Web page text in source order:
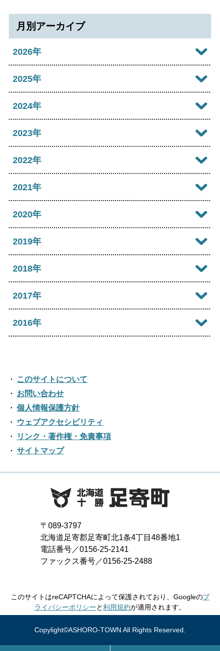
月別アーカイブ
2026年
2026年08月
2026年06月
2026年04月
2026年03月
2026年02月
2025年
2025年12月
2025年10月
2025年08月
2025年07月
2025年06月
2025年04月
2025年02月
2024年
2024年12月
2024年10月
2024年08月
2024年07月
2024年06月
2024年04月
2024年01月
2023年
2023年12月
2023年10月
2023年08月
2023年07月
2023年06月
2023年04月
2023年02月
2023年01月
2022年
2022年12月
2022年10月
2022年08月
2022年07月
2022年06月
2022年03月
2022年02月
2021年
2021年12月
2021年10月
2021年08月
2021年07月
2021年04月
2021年03月
2021年02月
2021年01月
2020年
2020年12月
2020年10月
2020年08月
2020年05月
2020年04月
2020年03月
2019年
2019年12月
2019年10月
2019年07月
2019年06月
2019年05月
2019年02月
2019年01月
2018年
2018年12月
2018年10月
2018年08月
2018年07月
2018年06月
2018年05月
2018年04月
2018年03月
2018年01月
2017年
2017年12月
2017年08月
2017年07月
2017年06月
2017年05月
2017年04月
2017年02月
2017年01月
2016年
2016年10月
2016年09月
2016年08月
2016年05月
2016年04月
2016年03月
このサイトについて
お問い合わせ
個人情報保護方針
ウェブアクセシビリティ
リンク・著作権・免責事項
サイトマップ
〒089-3797
北海道足寄郡足寄町北1条4丁目48番地1
電話番号／0156-25-2141
ファックス番号／0156-25-2488
このサイトはreCAPTCHAによって保護されており、Googleのプ
ライバシーポリシーと利用規約が適用されます。
Copylight©ASHORO-TOWN All Rights Reserved.